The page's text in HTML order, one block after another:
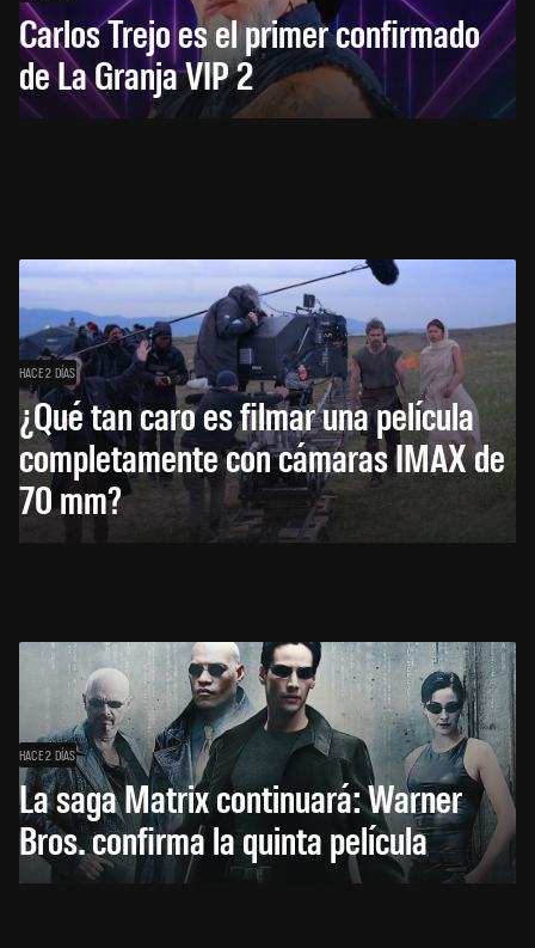
Carlos Trejo es el primer confirmado
de La Granja VIP 2
HACE 2 DÍAS
¿Qué tan caro es filmar una película
completamente con cámaras IMAX de
70 mm?
HACE 2 DÍAS
La saga Matrix continuará: Warner
Bros. confirma la quinta película